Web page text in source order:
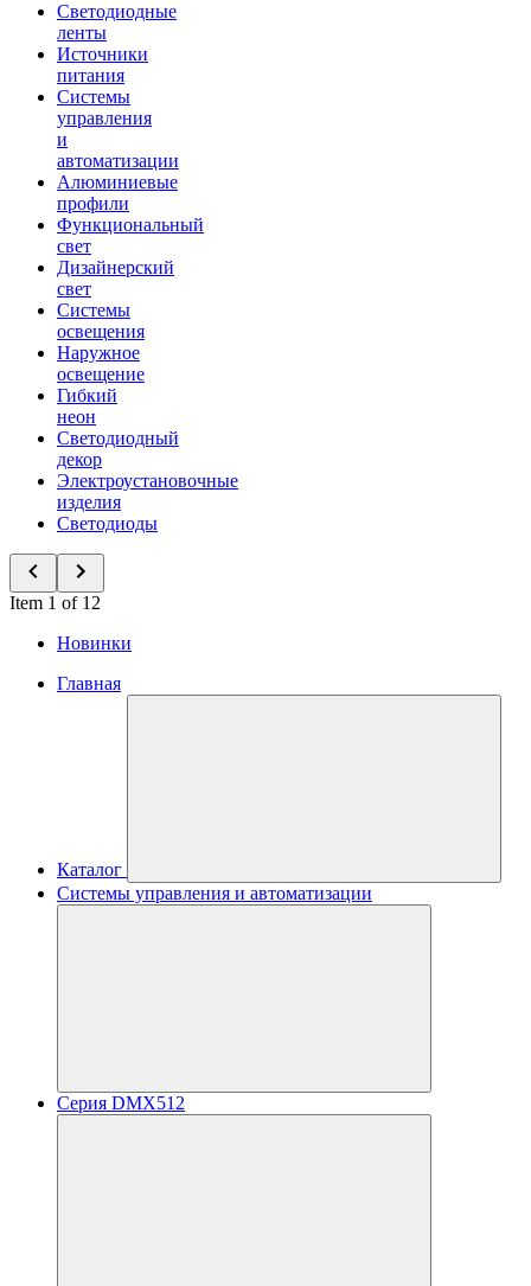
Светодиодные
ленты
Источники
питания
Системы
управления
и
автоматизации
Алюминиевые
профили
Функциональный
свет
Дизайнерский
свет
Системы
освещения
Наружное
освещение
Гибкий
неон
Светодиодный
декор
Электроустановочные
изделия
Светодиоды
Item 1 of 12
Новинки
Главная
Каталог
Системы управления и автоматизации
Серия DMX512